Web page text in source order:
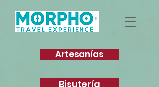
Artesanías
Bisutería